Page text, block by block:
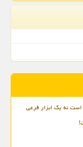
است نه یک ابزار فرعی